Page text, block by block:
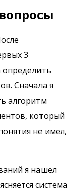
3
Сначала я
алгоритм
который
не имел,
я нашел
система